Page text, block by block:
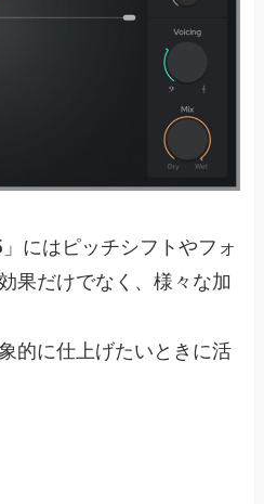
にはピッチシフトやフォ
果だけでなく、様々な加
的に仕上げたいときに活